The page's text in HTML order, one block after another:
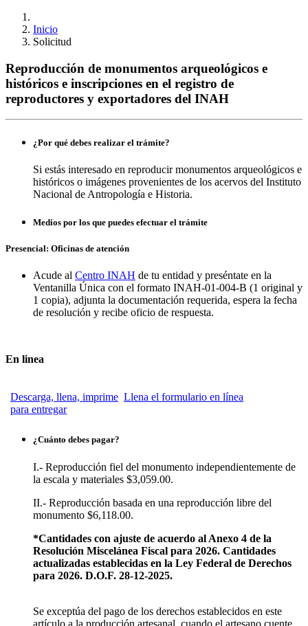
Inicio
Solicitud
Reproducción de monumentos arqueológicos e
históricos e inscripciones en el registro de
reproductores y exportadores del INAH
¿Por qué debes realizar el trámite?
Si estás interesado en reproducir monumentos arqueológicos e
históricos o imágenes provenientes de los acervos del Instituto
Nacional de Antropología e Historia.
Medios por los que puedes efectuar el trámite
Presencial: Oficinas de atención
Acude al Centro INAH de tu entidad y preséntate en la
Ventanilla Única con el formato INAH-01-004-B (1 original y
1 copia), adjunta la documentación requerida, espera la fecha
de resolución y recibe oficio de respuesta.
En linea
Descarga, llena, imprime
para entregar
Llena el formulario en línea
¿Cuánto debes pagar?
I.- Reproducción fiel del monumento independientemente de
la escala y materiales $3,059.00.
II.- Reproducción basada en una reproducción libre del
monumento $6,118.00.
*Cantidades con ajuste de acuerdo al Anexo 4 de la
Resolución Miscelánea Fiscal para 2026. Cantidades
actualizadas establecidas en la Ley Federal de Derechos
para 2026. D.O.F. 28-12-2025.
Se exceptúa del pago de los derechos establecidos en este
artículo a la producción artesanal, cuando el artesano cuente